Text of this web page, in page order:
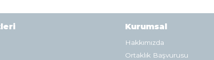
Kurumsal
Hakkımızda
Ortaklık Başvurusu